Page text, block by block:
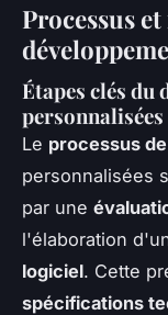
Processus
Étapes clés du
personnalisées
Le processus
personnalisées
par une
l'élaboration
logiciel. Cette
spécifications